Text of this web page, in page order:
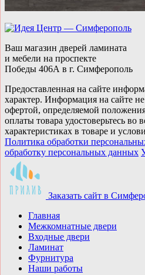
Ваш магазин дверей ламината
и мебели на проспекте
Победы 406А в г. Симферополь
Предоставленная на сайте
характер. Информация на сайте
офертой, определяемой
оплаты товара удостоверьтесь во
характеристиках в товаре и
Политика обработки
обработку персональных данных
Заказать сайт в
Главная
Межкомнатные двери
Входные двери
Ламинат
Фурнитура
Наши работы